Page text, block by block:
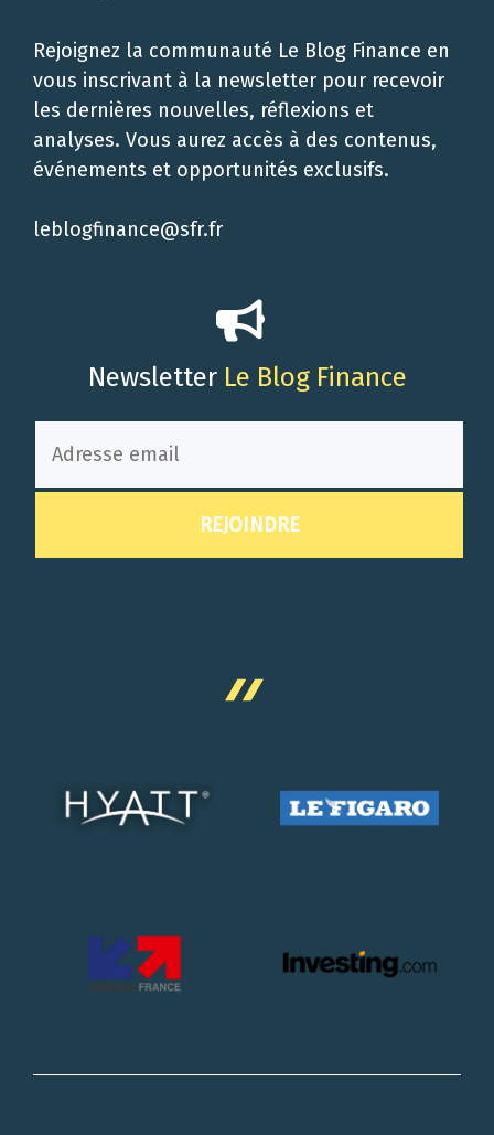
Rejoignez la communauté Le Blog Finance en
vous inscrivant à la newsletter pour recevoir
les dernières nouvelles, réflexions et
analyses. Vous aurez accès à des contenus,
événements et opportunités exclusifs.
leblogfinance@sfr.fr
Newsletter Le Blog Finance